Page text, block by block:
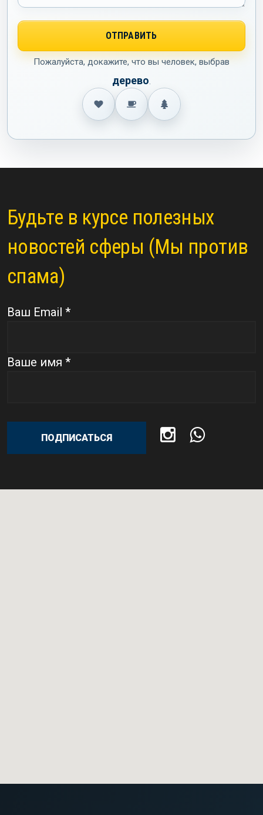
Пожалуйста, докажите, что вы человек, выбрав
дерево.
Будьте в курсе полезных
новостей сферы (Мы против
спама)
Ваш Email *
Ваше имя *
ПОДПИСАТЬСЯ